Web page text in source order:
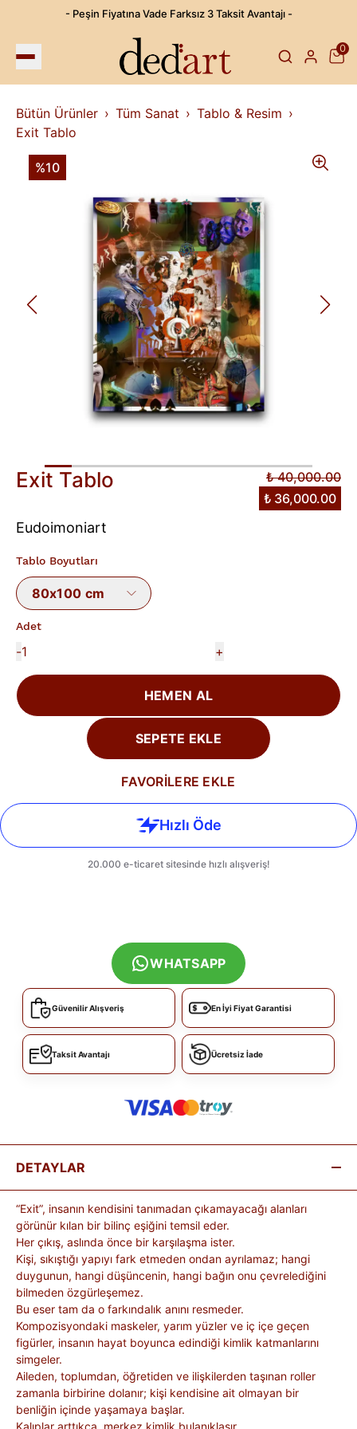
- Peşin Fiyatına Vade Farksız 3 Taksit Avantajı -
0
Bütün Ürünler Tüm Sanat
Tablo & Resim
Exit Tablo
%10
Exit Tablo
₺ 40,000.00
₺ 36,000.00
Eudoimoniart
Tablo Boyutları
80x100 cm
Adet
- +
HEMEN AL
SEPETE EKLE
FAVORİLERE EKLE
WHATSAPP
Güvenilir Alışveriş En İyi Fiyat Garantisi
Taksit Avantajı Ücretsiz İade
DETAYLAR
“Exit”, insanın kendisini tanımadan çıkamayacağı alanları
görünür kılan bir bilinç eşiğini temsil eder.
Her çıkış, aslında önce bir karşılaşma ister.
Kişi, sıkıştığı yapıyı fark etmeden ondan ayrılamaz; hangi
duygunun, hangi düşüncenin, hangi bağın onu çevrelediğini
bilmeden özgürleşemez.
Bu eser tam da o farkındalık anını resmeder.
Kompozisyondaki maskeler, yarım yüzler ve iç içe geçen
figürler, insanın hayat boyunca edindiği kimlik katmanlarını
simgeler.
Aileden, toplumdan, öğretiden ve ilişkilerden taşınan roller
zamanla birbirine dolanır; kişi kendisine ait olmayan bir
benliğin içinde yaşamaya başlar.
Kalıplar arttıkça, merkez kimlik bulanıklaşır.